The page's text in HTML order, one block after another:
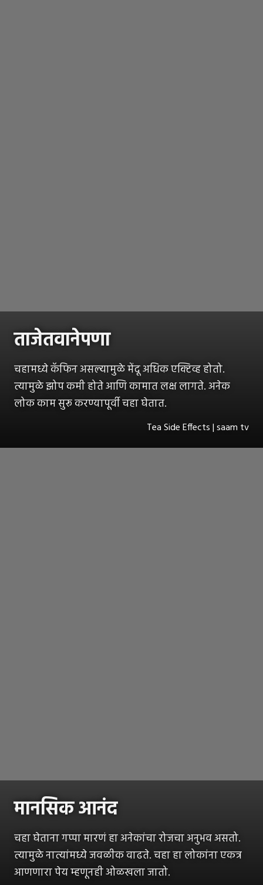
ताजेतवानेपणा
चहामध्ये कॅफिन असल्यामुळे मेंदू अधिक एक्टिव्ह होतो.
त्यामुळे झोप कमी होते आणि कामात लक्ष लागते. अनेक
लोक काम सुरू करण्यापूर्वी चहा घेतात.
Tea Side Effects | saam tv
मानसिक आनंद
चहा घेताना गप्पा मारणं हा अनेकांचा रोजचा अनुभव असतो.
त्यामुळे नात्यांमध्ये जवळीक वाढते. चहा हा लोकांना एकत्र
आणणारा पेय म्हणूनही ओळखला जातो.